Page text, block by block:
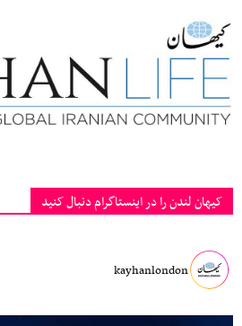
کیهان لندن را در اینستاگرام دنبال کنید
kayhanlondon